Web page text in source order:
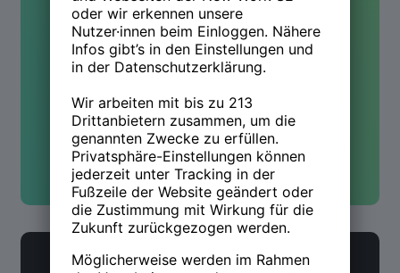
Hast Du Fragen oder wolltest
mehr wissen? Wir sind für Dich
da!
Kontakt aufnehmen